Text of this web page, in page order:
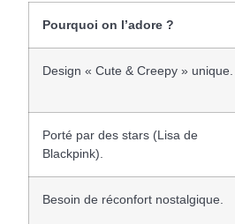
Pourquoi on l’adore ?
Design « Cute & Creepy » unique.
Porté par des stars (Lisa de
Blackpink).
Besoin de réconfort nostalgique.